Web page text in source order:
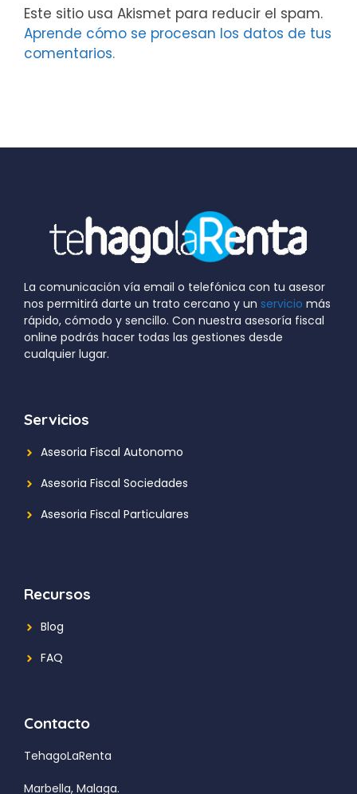
Este sitio usa Akismet para reducir el spam.
Aprende cómo se procesan los datos de tus
comentarios.
La comunicación vía email o telefónica con tu asesor
nos permitirá darte un trato cercano y un servicio más
rápido, cómodo y sencillo. Con nuestra asesoría fiscal
online podrás hacer todas las gestiones desde
cualquier lugar.
Servicios
Asesoria Fiscal Autonomo
Asesoria Fiscal Sociedades
Asesoria Fiscal Particulares
Recursos
Blog
FAQ
Contacto
TehagoLaRenta
Marbella, Malaga.